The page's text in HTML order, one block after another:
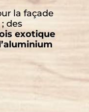
la façade
des
exotique